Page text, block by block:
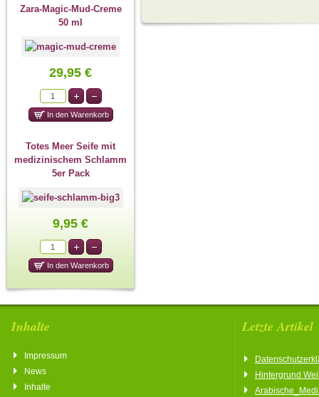
Zara-Magic-Mud-Creme
50 ml
29,95 €
Totes Meer Seife mit
medizinischem Schlamm
5er Pack
9,95 €
Inhalte
Impressum
News
Inhalte
Letzte Artikel
Hintergrund